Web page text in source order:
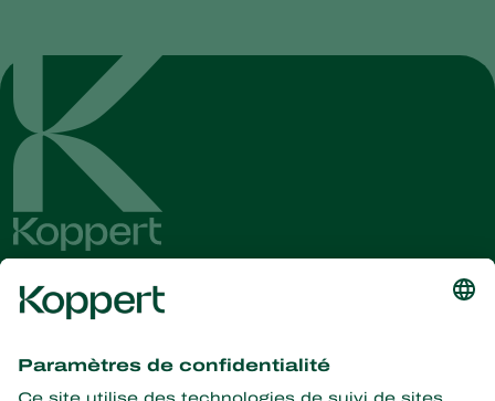
nouvelles et informations